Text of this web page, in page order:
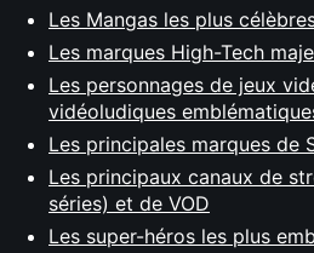
Les Mangas les plus
Les marques High-Tech
Les personnages de jeux
vidéoludiques
Les principales marques de
Les principaux canaux de
séries) et de VOD
Les super-héros les plus